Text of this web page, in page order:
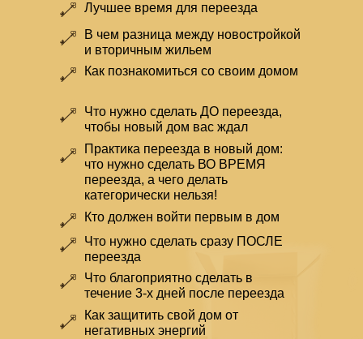
Лучшее время для переезда
В чем разница между новостройкой
и вторичным жильем
Как познакомиться со своим домом
Что нужно сделать ДО переезда,
чтобы новый дом вас ждал
Практика переезда в новый дом:
что нужно сделать ВО ВРЕМЯ
переезда, а чего делать
категорически нельзя!
Кто должен войти первым в дом
Что нужно сделать сразу ПОСЛЕ
переезда
Что благоприятно сделать в
течение 3-х дней после переезда
Как защитить свой дом от
негативных энергий